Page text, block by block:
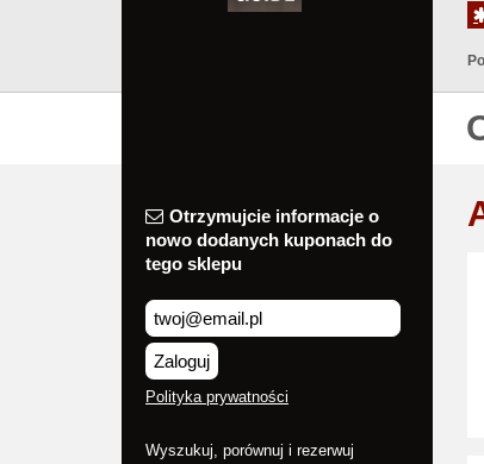
Otrzymujcie informacje o
nowo dodanych kuponach do
tego sklepu
Zaloguj
Polityka prywatności
Wyszukuj, porównuj i rezerwuj